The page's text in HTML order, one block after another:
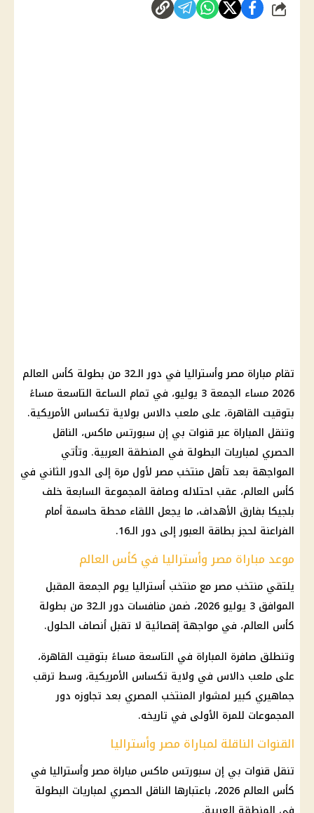
شارك
تقام مباراة مصر وأستراليا في دور الـ32 من بطولة كأس العالم
2026 مساء الجمعة 3 يوليو، في تمام الساعة التاسعة مساءً
بتوقيت القاهرة، على ملعب دالاس بولاية تكساس الأمريكية.
وتنقل المباراة عبر قنوات بي إن سبورتس ماكس، الناقل
الحصري لمباريات البطولة في المنطقة العربية. وتأتي
المواجهة بعد تأهل منتخب مصر لأول مرة إلى الدور الثاني في
كأس العالم، عقب احتلاله وصافة المجموعة السابعة خلف
بلجيكا بفارق الأهداف، ما يجعل اللقاء محطة حاسمة أمام
الفراعنة لحجز بطاقة العبور إلى دور الـ16.
موعد مباراة مصر وأستراليا في كأس العالم
يلتقي منتخب مصر مع منتخب أستراليا يوم الجمعة المقبل
الموافق 3 يوليو 2026، ضمن منافسات دور الـ32 من بطولة
كأس العالم، في مواجهة إقصائية لا تقبل أنصاف الحلول.
وتنطلق صافرة المباراة في التاسعة مساءً بتوقيت القاهرة،
على ملعب دالاس في ولاية تكساس الأمريكية، وسط ترقب
جماهيري كبير لمشوار المنتخب المصري بعد تجاوزه دور
المجموعات للمرة الأولى في تاريخه.
القنوات الناقلة لمباراة مصر وأستراليا
تنقل قنوات بي إن سبورتس ماكس مباراة مصر وأستراليا في
كأس العالم 2026، باعتبارها الناقل الحصري لمباريات البطولة